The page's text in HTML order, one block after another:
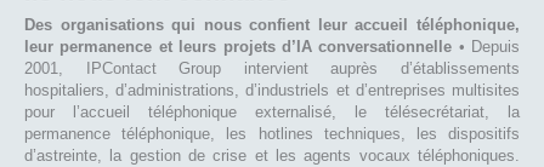
Des organisations qui nous confient leur accueil téléphonique,
leur permanence et leurs projets d’IA conversationnelle • Depuis
2001, IPContact Group intervient auprès d’établissements
hospitaliers, d’administrations, d’industriels et d’entreprises multisites
pour l’accueil téléphonique externalisé, le télésecrétariat, la
permanence téléphonique, les hotlines techniques, les dispositifs
d’astreinte, la gestion de crise et les agents vocaux téléphoniques.